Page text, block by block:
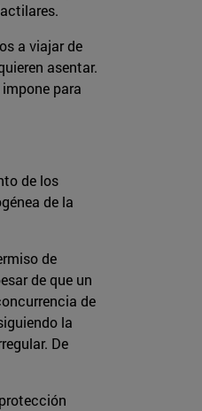
a viajar de
asentar.
para
de los
de la
de
de que un
de
la
De